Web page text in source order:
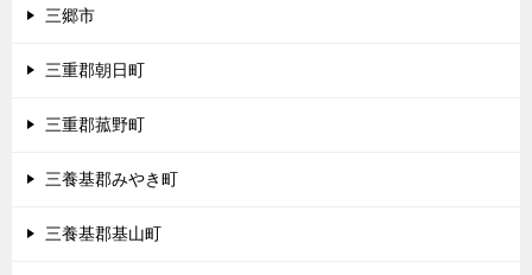
三郷市
三重郡朝日町
三重郡菰野町
三養基郡みやき町
三養基郡基山町